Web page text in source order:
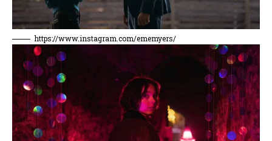
https://www.instagram.com/ememyers/